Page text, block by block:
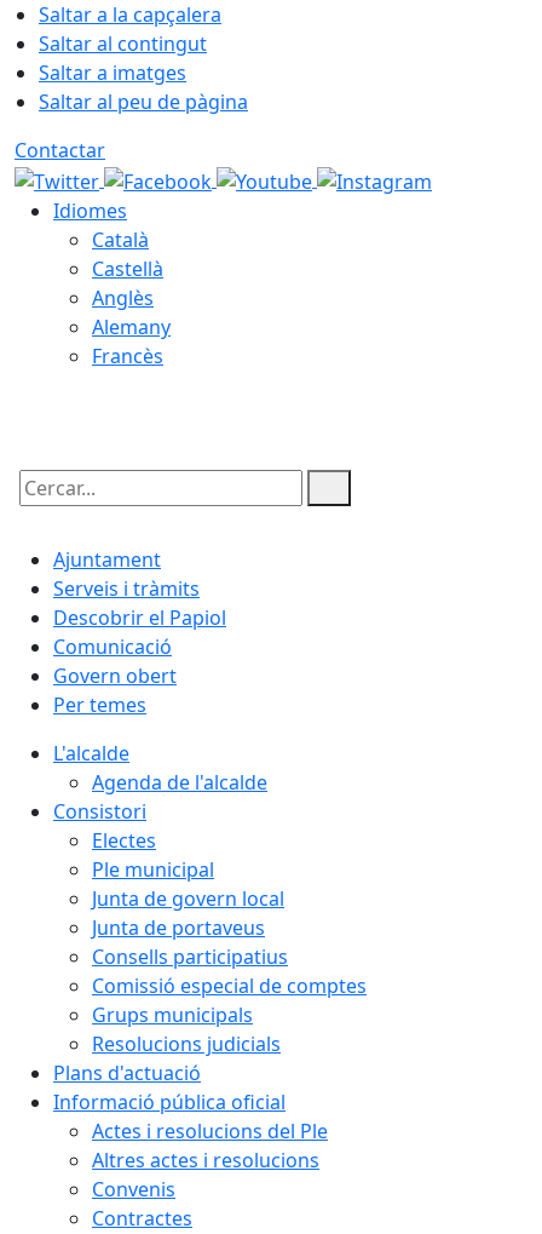
Saltar a la capçalera
Saltar al contingut
Saltar a imatges
Saltar al peu de pàgina
Contactar
Idiomes
Català
Castellà
Anglès
Alemany
Francès
Cercar:
Ajuntament
Serveis i tràmits
Descobrir el Papiol
Comunicació
Govern obert
Per temes
L'alcalde
Agenda de l'alcalde
Consistori
Electes
Ple municipal
Junta de govern local
Junta de portaveus
Consells participatius
Comissió especial de comptes
Grups municipals
Resolucions judicials
Plans d'actuació
Informació pública oficial
Actes i resolucions del Ple
Altres actes i resolucions
Convenis
Contractes